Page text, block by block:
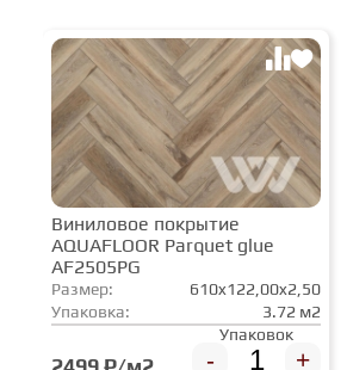
Виниловое покрытие
AQUAFLOOR Parquet glue
AF2505PG
Размер:
610x122,00x2,50
Упаковка:
3.72 м2
Упаковок
- +